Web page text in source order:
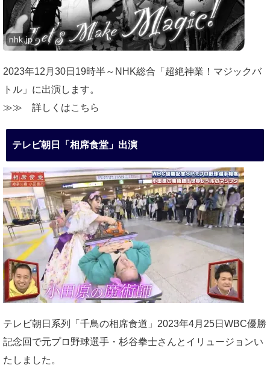
2023年12月30日19時半～NHK総合「超絶神業！マジックバ
トル」に出演します。
≫≫ 詳しくはこちら
テレビ朝日「相席食堂」出演
テレビ朝日系列「千鳥の相席食道」2023年4月25日WBC優勝
記念回で元プロ野球選手・杉谷拳士さんとイリュージョンい
たしました。